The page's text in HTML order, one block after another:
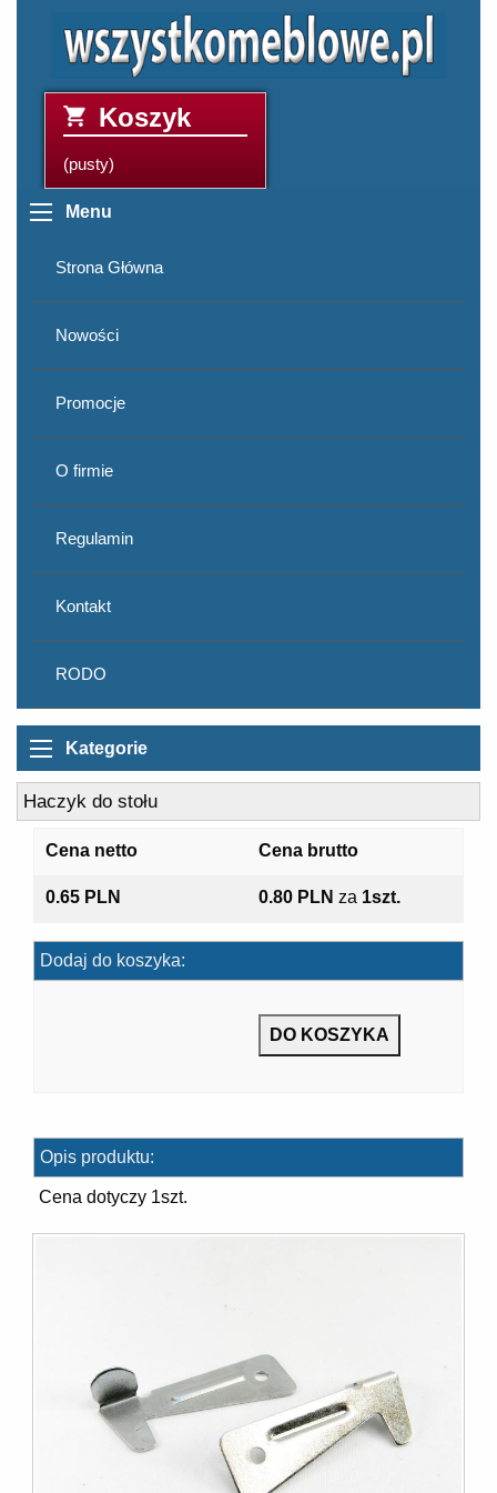
Koszyk
(pusty)
Menu
Strona Główna
Nowości
Promocje
O firmie
Regulamin
Kontakt
RODO
Kategorie
Haczyk do stołu
Cena netto Cena brutto
0.65 PLN 0.80 PLN za 1szt.
Dodaj do koszyka:
Opis produktu:
Cena dotyczy 1szt.